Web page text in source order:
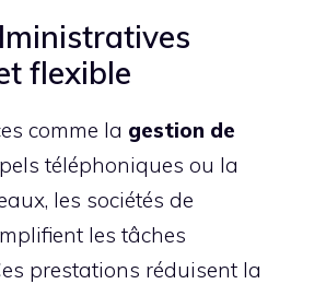
flexible
comme la gestion de
téléphoniques ou la
les sociétés de
les tâches
prestations réduisent la